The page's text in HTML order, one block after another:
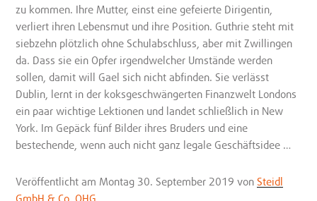
zu kommen. Ihre Mutter, einst eine gefeierte Dirigentin,
verliert ihren Lebensmut und ihre Position. Guthrie steht mit
siebzehn plötzlich ohne Schulabschluss, aber mit Zwillingen
da. Dass sie ein Opfer irgendwelcher Umstände werden
sollen, damit will Gael sich nicht abfinden. Sie verlässt
Dublin, lernt in der koksgeschwängerten Finanzwelt Londons
ein paar wichtige Lektionen und landet schließlich in New
York. Im Gepäck fünf Bilder ihres Bruders und eine
bestechende, wenn auch nicht ganz legale Geschäftsidee …
Veröffentlicht am Montag 30. September 2019 von Steidl
GmbH & Co. OHG